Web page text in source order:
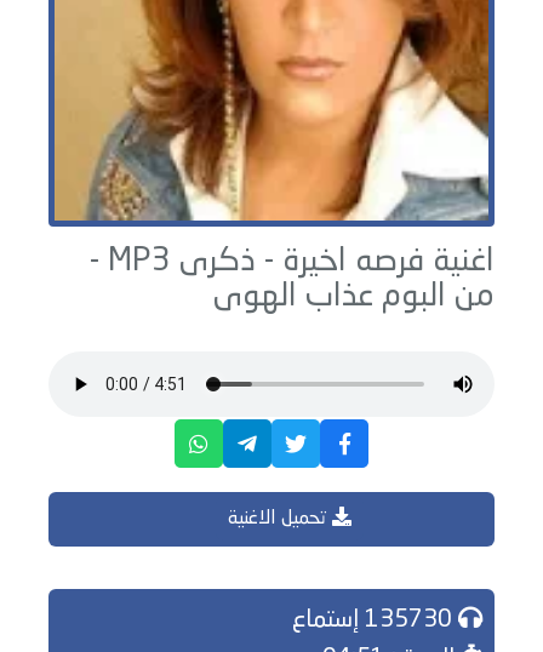
اغنية فرصه اخيرة - ذكرى
MP3 -
من البوم عذاب الهوى
تحميل الاغنية